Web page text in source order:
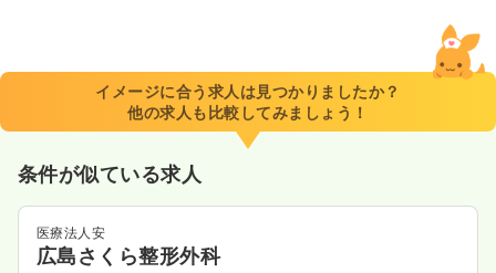
イメージに合う求人は見つかりましたか？
他の求人も比較してみましょう！
条件が似ている求人
医療法人安
広島さくら整形外科